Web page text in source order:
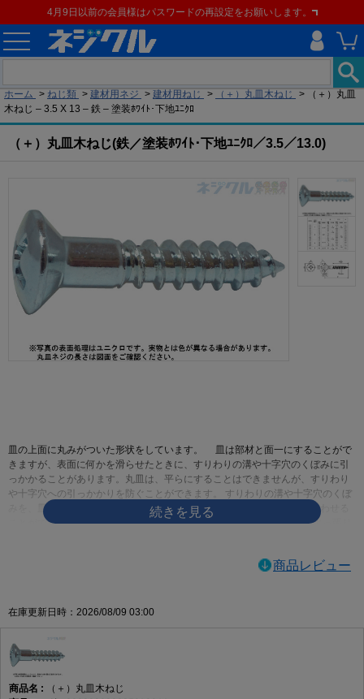
4月9日以前の会員様はパスワードの再設定をお願いします。
ホーム > ねじ類 > 建材用ネジ > 建材用ねじ > （＋）丸皿木ねじ >
（＋）丸皿
木ねじ – 3.5 X 13 – 鉄 – 塗装ﾎﾜｲﾄ･下地ﾕﾆｸﾛ
（＋）丸皿木ねじ(鉄／塗装ﾎﾜｲﾄ･下地ﾕﾆｸﾛ／3.5／13.0)
皿の上面に丸みがついた形状をしています。 皿は部材と面一にすることがで
きますが、表面に何かを滑らせたときに、すりわりの溝や十字穴のくぼみに引
っかかることがあります。丸皿は、平らにすることはできませんが、すりわり
や十字穴への引っかかりを防ぐことができます。 すりわりの溝や十字穴のくぼ
みを、皿より深くすることができるので、ドライバーとしっかりかみ合わせる
ことができます。 皿と比べて出っ張るとはいっても、なべと比べれば出っ張り
商品レビュー
在庫更新日時：2026/08/09 03:00
（＋）丸皿木ねじ